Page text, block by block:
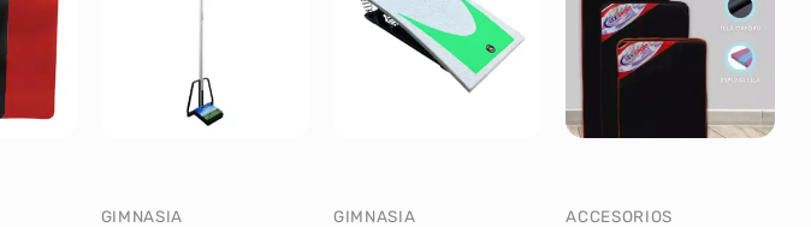
GIMNASIA GIMNASIA ACCESORIOS